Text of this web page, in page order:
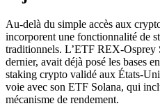
Au-delà du simple accès aux
incorporent une fonctionnalité de
traditionnels. L’ETF REX-Osprey
dernier, avait déjà posé les bases
staking crypto validé aux États-
voie avec son ETF Solana, qui
mécanisme de rendement.